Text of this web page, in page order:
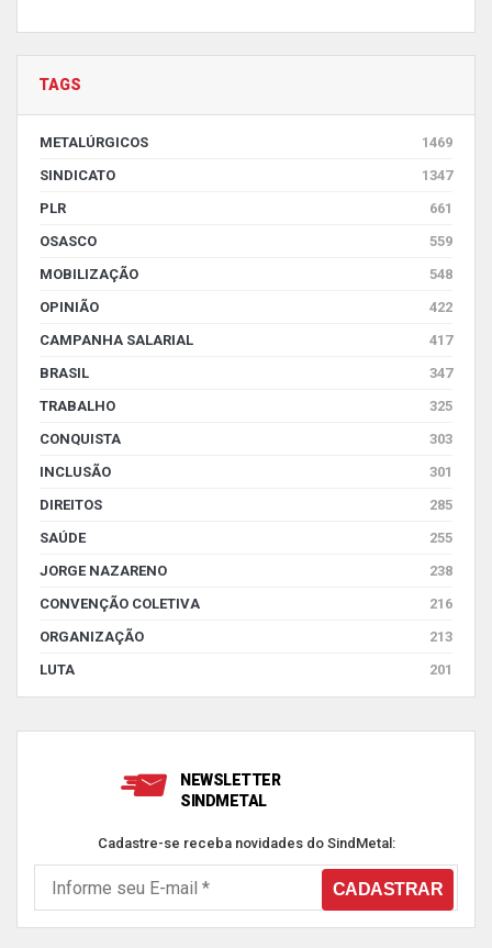
TAGS
METALÚRGICOS
1469
SINDICATO
1347
PLR
661
OSASCO
559
MOBILIZAÇÃO
548
OPINIÃO
422
CAMPANHA SALARIAL
417
BRASIL
347
TRABALHO
325
CONQUISTA
303
INCLUSÃO
301
DIREITOS
285
SAÚDE
255
JORGE NAZARENO
238
CONVENÇÃO COLETIVA
216
ORGANIZAÇÃO
213
LUTA
201
NEWSLETTER
SINDMETAL
Cadastre-se receba novidades do SindMetal: